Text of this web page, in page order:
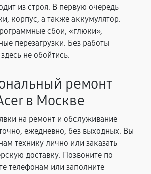
из строя. В первую очередь
корпус, а также аккумулятор.
сбои, «глюки»,
перезагрузки. Без работы
не обойтись.
ремонт
в Москве
на ремонт и обслуживание
ежедневно, без выходных. Вы
технику лично или заказать
доставку. Позвоните по
телефонам или заполните